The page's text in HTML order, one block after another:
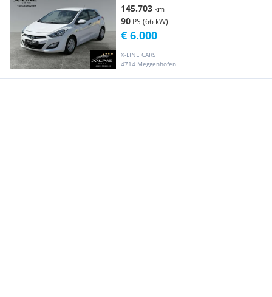
145.703 km
90 PS (66 kW)
X-LINE CARS
4714 Meggenhofen
€ 6.000